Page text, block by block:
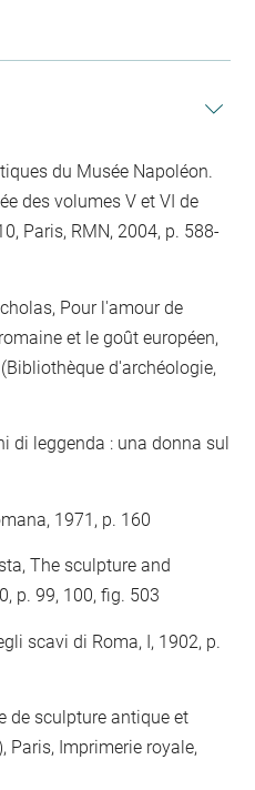
du Musée Napoléon.
des volumes V et VI de
Paris, RMN, 2004, p. 588-
Pour l'amour de
et le goût européen,
d'archéologie,
di leggenda : una donna sul
1971, p. 160
The sculpture and
p. 99, 100, fig. 503
scavi di Roma, I, 1902, p.
de sculpture antique et
Paris, Imprimerie royale,